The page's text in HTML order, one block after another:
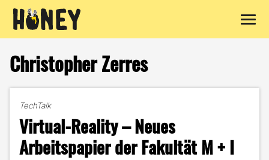
Inhalt
springen
Christopher Zerres
TechTalk
Virtual-Reality – Neues
Arbeitspapier der Fakultät M + I